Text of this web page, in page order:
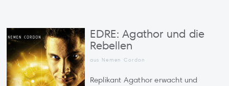
EDRE: Agathor und die
Rebellen
aus Nemen Cordon
Replikant Agathor erwacht und